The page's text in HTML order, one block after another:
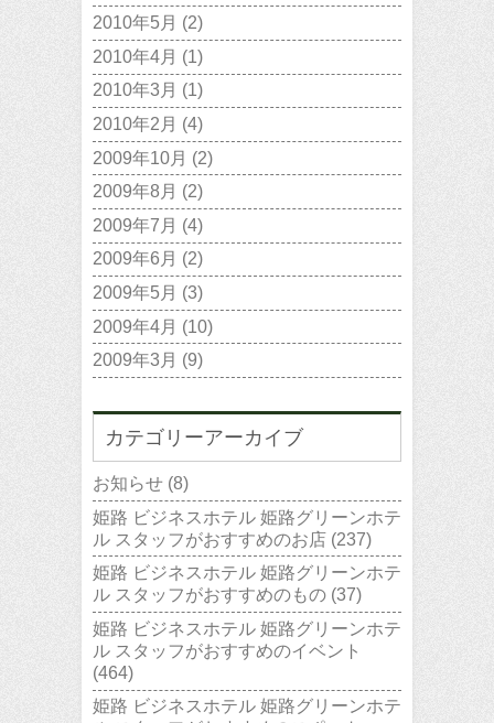
2010年5月 (2)
2010年4月 (1)
2010年3月 (1)
2010年2月 (4)
2009年10月 (2)
2009年8月 (2)
2009年7月 (4)
2009年6月 (2)
2009年5月 (3)
2009年4月 (10)
2009年3月 (9)
カテゴリーアーカイブ
お知らせ (8)
姫路 ビジネスホテル 姫路グリーンホテ
ル スタッフがおすすめのお店 (237)
姫路 ビジネスホテル 姫路グリーンホテ
ル スタッフがおすすめのもの (37)
姫路 ビジネスホテル 姫路グリーンホテ
ル スタッフがおすすめのイベント
(464)
姫路 ビジネスホテル 姫路グリーンホテ